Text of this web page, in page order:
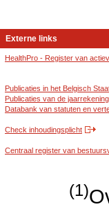
Externe links
HealthPro - Register van
Publicaties in het Belgisch
Publicaties van de
Databank van statuten en
Check inhoudingsplicht
Centraal register van
(1)